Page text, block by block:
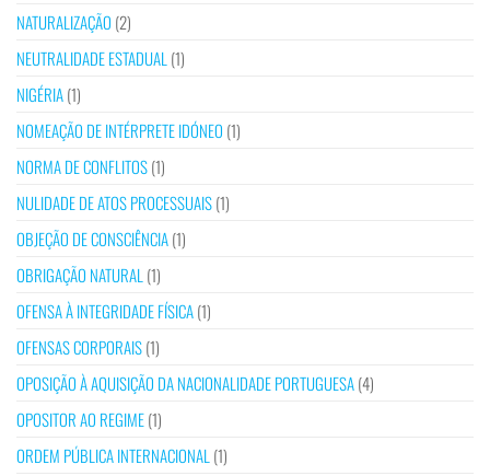
NATURALIZAÇÃO (2)
NEUTRALIDADE ESTADUAL (1)
NIGÉRIA(1)
NOMEAÇÃO DE INTÉRPRETE IDÓNEO (1)
NORMA DE CONFLITOS(1)
NULIDADE DE ATOS PROCESSUAIS(1)
OBJEÇÃO DE CONSCIÊNCIA(1)
OBRIGAÇÃO NATURAL (1)
OFENSA À INTEGRIDADE FÍSICA(1)
OFENSAS CORPORAIS(1)
OPOSIÇÃO À AQUISIÇÃO DA NACIONALIDADE PORTUGUESA(4)
OPOSITOR AO REGIME(1)
ORDEM PÚBLICA INTERNACIONAL (1)